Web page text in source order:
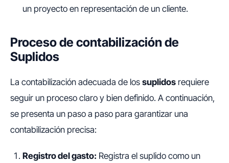
un proyecto en representación de un cliente.
Proceso de contabilización de
Suplidos
La contabilización adecuada de los suplidos requiere
seguir un proceso claro y bien definido. A continuación,
se presenta un paso a paso para garantizar una
contabilización precisa:
Registro del gasto: Registra el suplido como un